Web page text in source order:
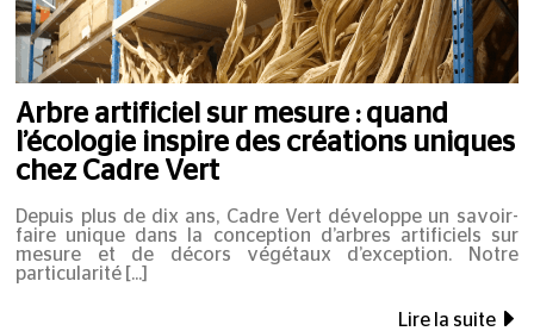
Arbre artificiel sur mesure : quand
l’écologie inspire des créations uniques
chez Cadre Vert
Depuis plus de dix ans, Cadre Vert développe un savoir-
faire unique dans la conception d’arbres artificiels sur
mesure et de décors végétaux d’exception. Notre
particularité
Lire la suite